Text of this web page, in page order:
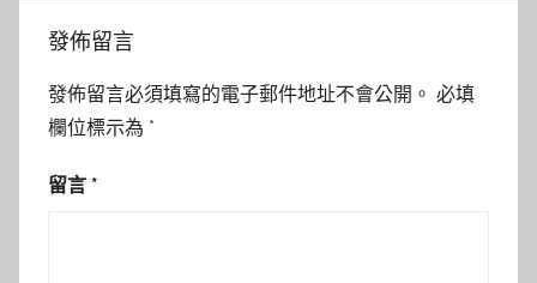
發佈留言
發佈留言必須填寫的電子郵件地址不會公開。 必填
欄位標示為 *
留言 *